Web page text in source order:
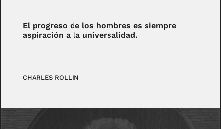
El progreso de los hombres es siempre
aspiración a la universalidad.
CHARLES ROLLIN